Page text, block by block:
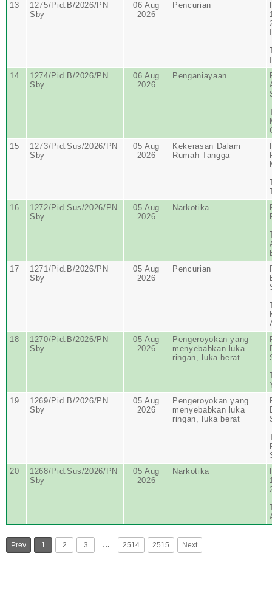
13
1275/Pid.B/2026/PN
Sby
06 Aug
2026
Pencurian
14
1274/Pid.B/2026/PN
Sby
06 Aug
2026
Penganiayaan
15
1273/Pid.Sus/2026/PN
Sby
05 Aug
2026
Kekerasan Dalam
Rumah Tangga
16
1272/Pid.Sus/2026/PN
Sby
05 Aug
2026
Narkotika
17
1271/Pid.B/2026/PN
Sby
05 Aug
2026
Pencurian
18
1270/Pid.B/2026/PN
Sby
05 Aug
2026
Pengeroyokan yang
menyebabkan luka
ringan, luka berat
19
1269/Pid.B/2026/PN
Sby
05 Aug
2026
Pengeroyokan yang
menyebabkan luka
ringan, luka berat
20
1268/Pid.Sus/2026/PN
Sby
05 Aug
2026
Narkotika
Prev 1 2 3 … 2514 2515 Next